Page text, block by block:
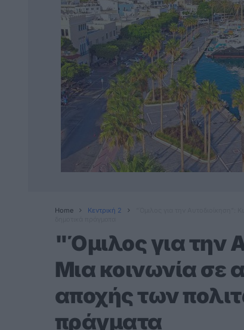
Home Κεντρική 2
"Όμιλος για την
Μια κοινωνία σε
αποχής των
πράγματα